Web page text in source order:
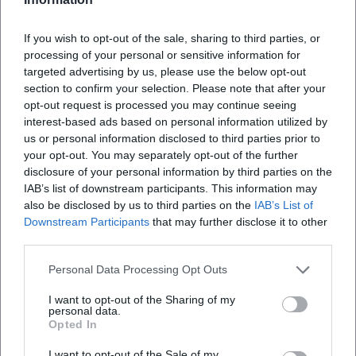
If you wish to opt-out of the sale, sharing to third parties, or
processing of your personal or sensitive information for
targeted advertising by us, please use the below opt-out
section to confirm your selection. Please note that after your
opt-out request is processed you may continue seeing
interest-based ads based on personal information utilized by
us or personal information disclosed to third parties prior to
your opt-out. You may separately opt-out of the further
disclosure of your personal information by third parties on the
IAB’s list of downstream participants. This information may
also be disclosed by us to third parties on the IAB’s List of
Downstream Participants that may further disclose it to other
Personal Data Processing Opt Outs
I want to opt-out of the Sharing of my
personal data.
Opted In
Lesungen, Liederzyklen und Rezitationen bilden eine
akustische Traditionslinie, die von historischen
Rundfunkproduktionen bis in die Streaming-Gegenwart
reicht. Besonders prominent steht „Leben in dieser Zeit“,
dessen Konzert- und Hörspielfassungen wiederholt
eingespielt wurden. Darüber hinaus reichen die Tonspuren
von Kinderhörspielen bis zu poetischen Alben, die seine
Gedichte neu interpretieren. Diese „Diskographie“ zeigt,
wie stark seine Sprache musikalisch denkt: klare
Phrasierung, melodische Reime, metrische Präzision,
szenische Pointen.
Musikalische Entwicklung und Stil: Neue Sachlichkeit trifft
Chanson
Sachlichkeit mit der Suggestion des Chansons. Seine
Gedichte arbeiten mit regelmäßigem Metrum,